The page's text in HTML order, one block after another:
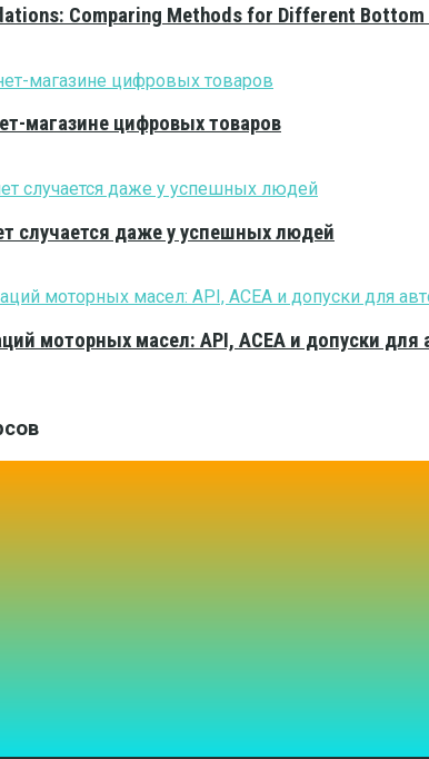
Comparing Methods for Different
магазине цифровых товаров
случается даже у успешных людей
моторных масел: API, ACEA и допуски для